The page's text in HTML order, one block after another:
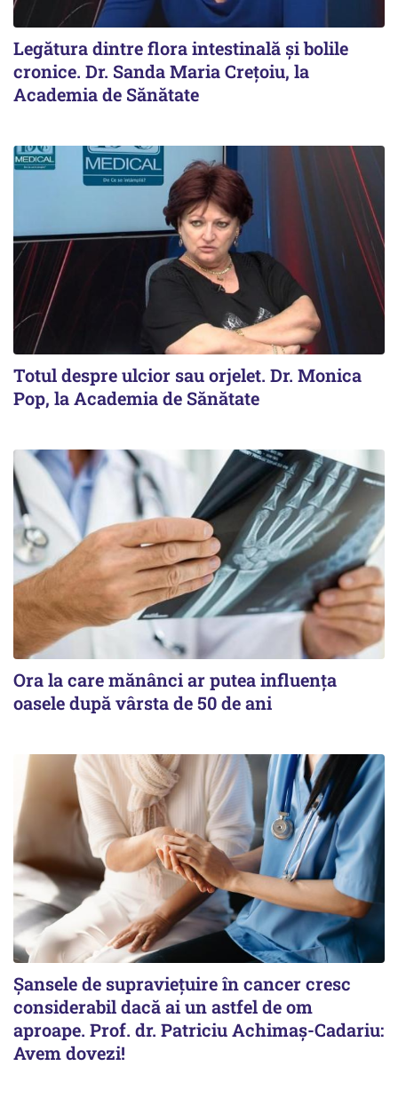
Legătura dintre flora intestinală și bolile
cronice. Dr. Sanda Maria Crețoiu, la
Academia de Sănătate
Totul despre ulcior sau orjelet. Dr. Monica
Pop, la Academia de Sănătate
Ora la care mănânci ar putea influența
oasele după vârsta de 50 de ani
Șansele de supraviețuire în cancer cresc
considerabil dacă ai un astfel de om
aproape. Prof. dr. Patriciu Achimaș-Cadariu:
Avem dovezi!